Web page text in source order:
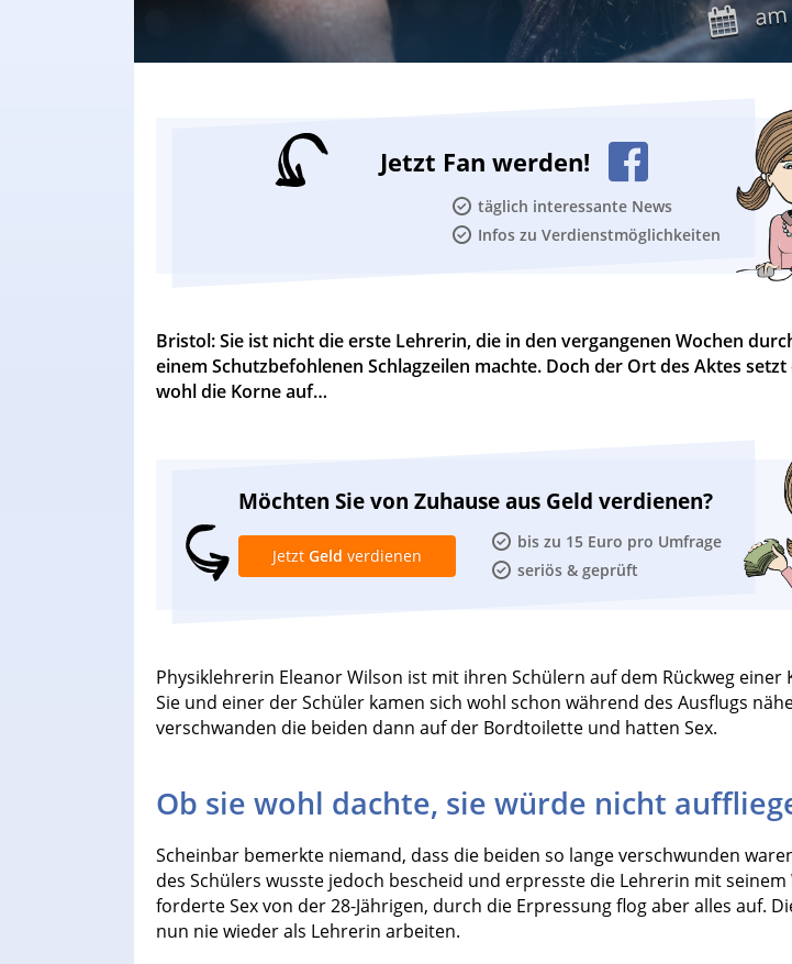
Jetzt Fan werden!
täglich interessante News
Infos zu Verdienstmöglichkeiten
Bristol: Sie ist nicht die erste Lehrerin, die in den vergangenen Wochen
einem Schutzbefohlenen Schlagzeilen machte. Doch der Ort des Aktes setzt
wohl die Korne auf…
Möchten Sie von Zuhause aus Geld verdienen?
bis zu 15 Euro pro Umfrage
seriös & geprüft
Jetzt Geld verdienen
Physiklehrerin Eleanor Wilson ist mit ihren Schülern auf dem Rückweg einer
Sie und einer der Schüler kamen sich wohl schon während des Ausflugs
verschwanden die beiden dann auf der Bordtoilette und hatten Sex.
Ob sie wohl dachte, sie würde nicht
Scheinbar bemerkte niemand, dass die beiden so lange verschwunden
des Schülers wusste jedoch bescheid und erpresste die Lehrerin mit seinem
forderte Sex von der 28-Jährigen, durch die Erpressung flog aber alles auf.
nun nie wieder als Lehrerin arbeiten.
Erschreckend: